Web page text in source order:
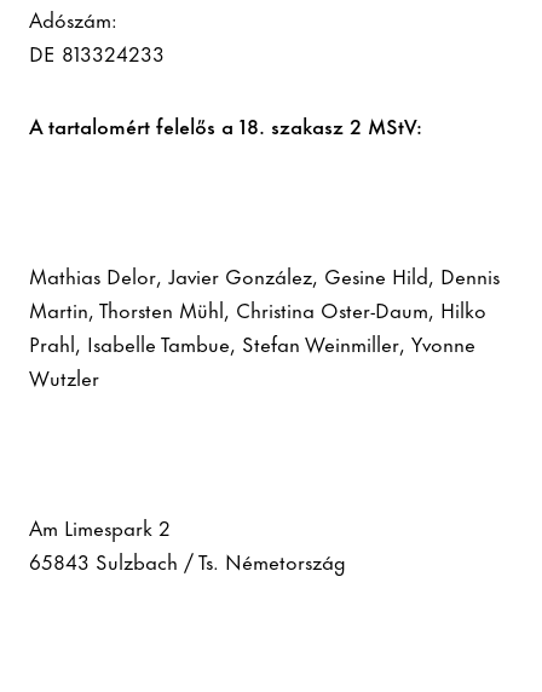
Adószám:
DE 813324233
A tartalomért felelős a 18. szakasz 2 MStV:
Mathias Delor, Javier González, Gesine Hild, Dennis
Martin, Thorsten Mühl, Christina Oster-Daum, Hilko
Prahl, Isabelle Tambue, Stefan Weinmiller, Yvonne
Wutzler
Am Limespark 2
65843 Sulzbach / Ts. Németország